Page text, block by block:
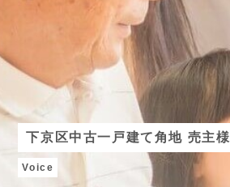
下京区中古一戸建て角地 売主様
Voice